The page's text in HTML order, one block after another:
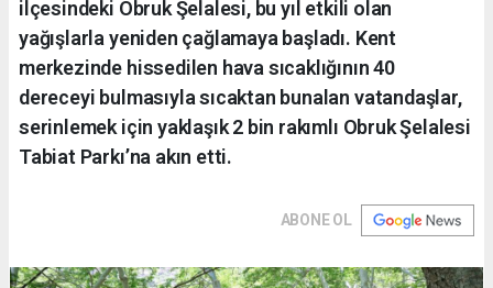
ilçesindeki Obruk Şelalesi, bu yıl etkili olan
yağışlarla yeniden çağlamaya başladı. Kent
merkezinde hissedilen hava sıcaklığının 40
dereceyi bulmasıyla sıcaktan bunalan vatandaşlar,
serinlemek için yaklaşık 2 bin rakımlı Obruk Şelalesi
Tabiat Parkı’na akın etti.
ABONE OL